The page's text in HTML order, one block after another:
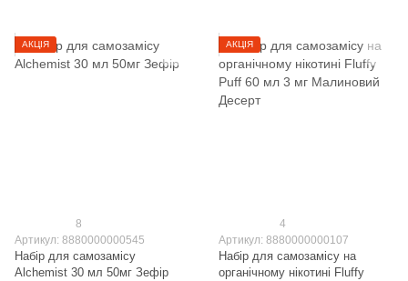
АКЦІЯ
8
Артикул: 8880000000545
Набір для самозамісу
Alchemist 30 мл 50мг Зефір
АКЦІЯ
4
Артикул: 8880000000107
Набір для самозамісу на
органічному нікотині Fluffy